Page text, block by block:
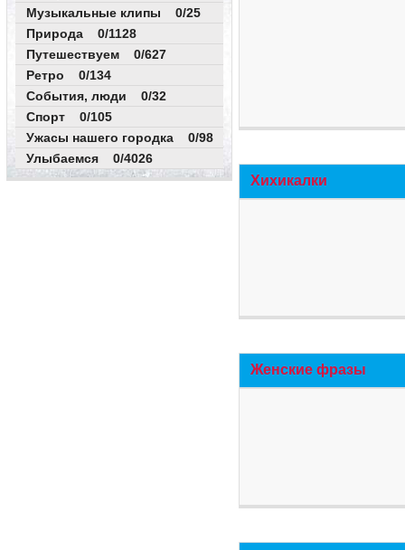
Музыкальные клипы 0/25
Природа 0/1128
Путешествуем 0/627
Ретро 0/134
События, люди 0/32
Спорт 0/105
Ужасы нашего городка 0/98
Улыбаемся 0/4026
Хихикалки
Женские фразы